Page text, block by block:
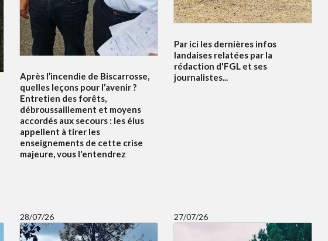
Après l’incendie de Biscarrosse,
quelles leçons pour l’avenir ?
Entretien des forêts,
débroussaillement et moyens
accordés aux secours : les élus
appellent à tirer les
enseignements de cette crise
majeure, vous l'entendrez
Par ici les dernières infos
landaises relatées par la
rédaction d'FGL et ses
journalistes...
28/07/26 27/07/26